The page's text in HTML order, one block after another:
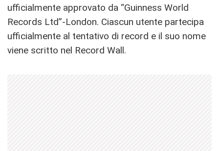
ufficialmente approvato da “Guinness World
Records Ltd”-London. Ciascun utente partecipa
ufficialmente al tentativo di record e il suo nome
viene scritto nel Record Wall.